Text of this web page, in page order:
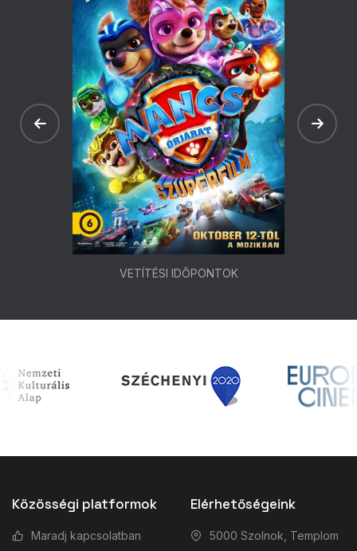
VETÍTÉSI IDŐPONTOK
Közösségi platformok
Maradj kapcsolatban
Elérhetőségeink
5000 Szolnok, Templom